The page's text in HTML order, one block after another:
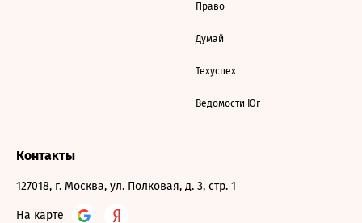
Право
Думай
Техуспех
Ведомости Юг
Контакты
127018, г. Москва, ул. Полковая, д. 3, стр. 1
На карте